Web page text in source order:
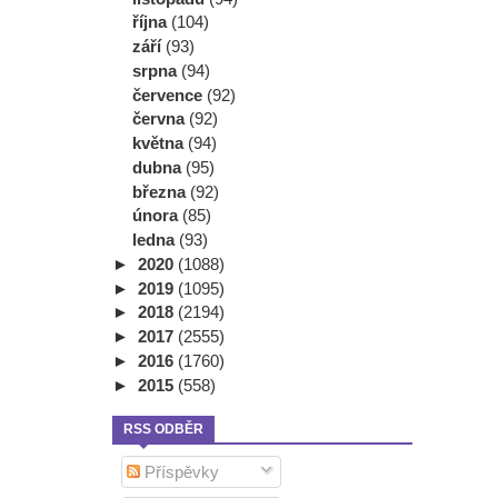
října (104)
září (93)
srpna (94)
července (92)
června (92)
května (94)
dubna (95)
března (92)
února (85)
ledna (93)
► 2020 (1088)
► 2019 (1095)
► 2018 (2194)
► 2017 (2555)
► 2016 (1760)
► 2015 (558)
RSS ODBĚR
Příspěvky